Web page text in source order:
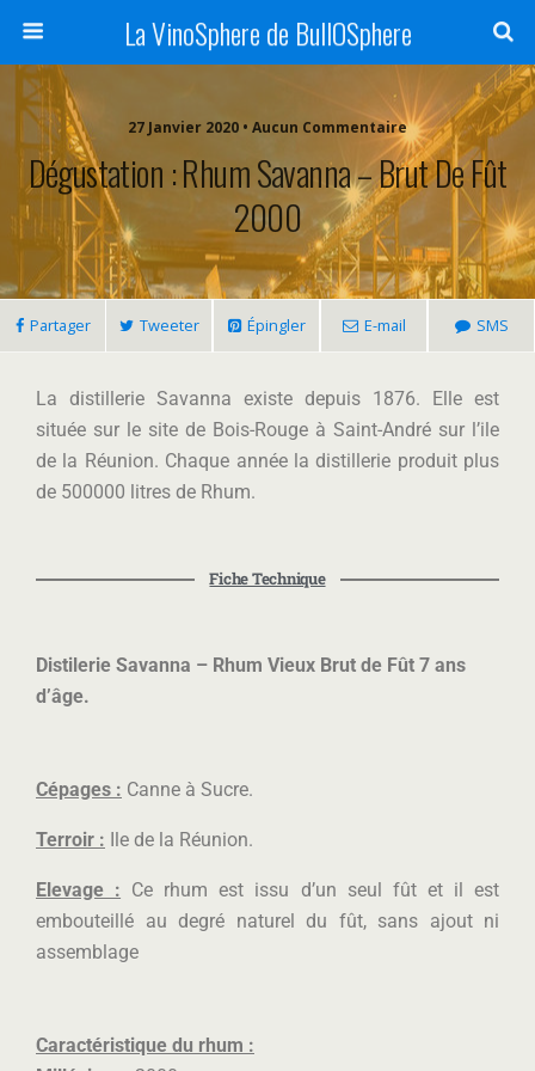
La VinoSphere de BullOSphere
27 Janvier 2020 • Aucun Commentaire
Dégustation : Rhum Savanna – Brut De Fût
2000
Partager Tweeter Épingler E-mail SMS
La distillerie Savanna existe depuis 1876. Elle est
située sur le site de Bois-Rouge à Saint-André sur l’ile
de la Réunion. Chaque année la distillerie produit plus
de 500000 litres de Rhum.
Fiche Technique
Distilerie Savanna – Rhum Vieux Brut de Fût 7 ans
d’âge.
Cépages : Canne à Sucre.
Terroir : Ile de la Réunion.
Elevage : Ce rhum est issu d’un seul fût et il est
embouteillé au degré naturel du fût, sans ajout ni
assemblage
Caractéristique du rhum :